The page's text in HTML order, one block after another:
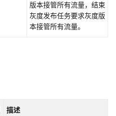
版本接管所有流量，结束
灰度发布任务要求灰度版
本接管所有流量。
描述